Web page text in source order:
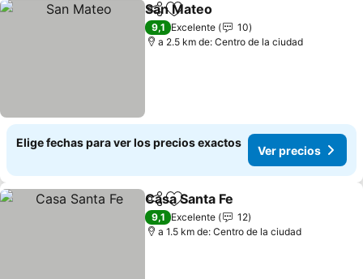
CompartirAgregar a favoritos
San Mateo
9,1 Excelente
10
a 2.5 km de: Centro de la ciudad
Elige fechas para ver los precios exactos
Ver precios
CompartirAgregar a favoritos
Casa Santa Fe
9,1 Excelente
12
a 1.5 km de: Centro de la ciudad